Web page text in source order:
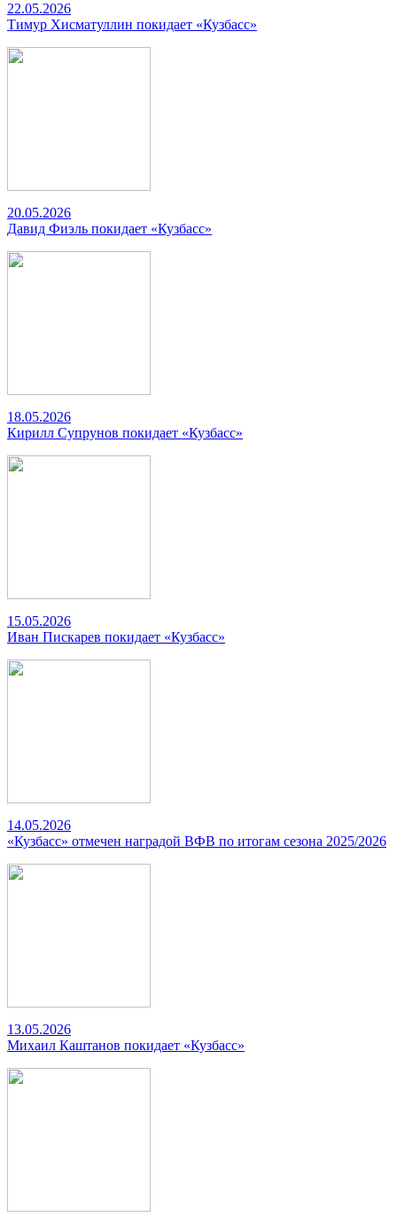
22.05.2026
Тимур Хисматуллин покидает «Кузбасс»
20.05.2026
Давид Фиэль покидает «Кузбасс»
18.05.2026
Кирилл Супрунов покидает «Кузбасс»
15.05.2026
Иван Пискарев покидает «Кузбасс»
14.05.2026
«Кузбасс» отмечен наградой ВФВ по итогам сезона 2025/2026
13.05.2026
Михаил Каштанов покидает «Кузбасс»